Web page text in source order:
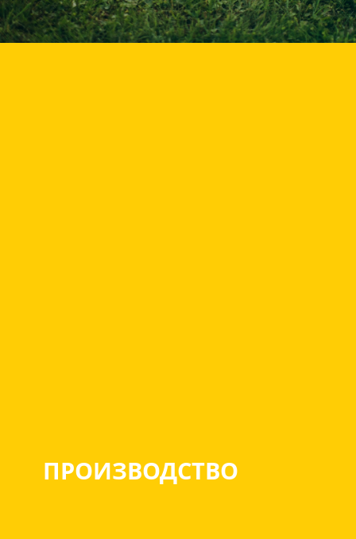
ПРОИЗВОДСТВО